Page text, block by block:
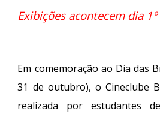
Exibições acontecem dia
Em comemoração ao Dia das
31 de outubro), o Cineclube
realizada por estudantes